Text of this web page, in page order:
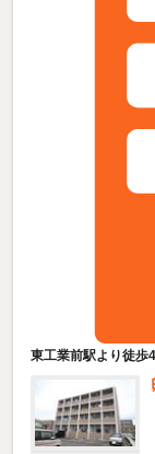
東工業前駅より徒歩